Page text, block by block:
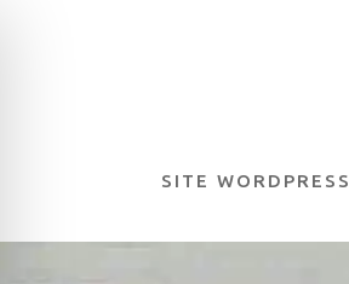
SITE WORDPRESS